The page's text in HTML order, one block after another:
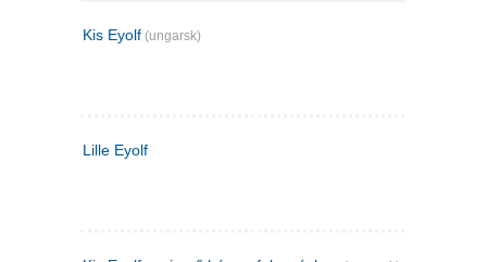
Kis Eyolf (ungarsk)
Lille Eyolf